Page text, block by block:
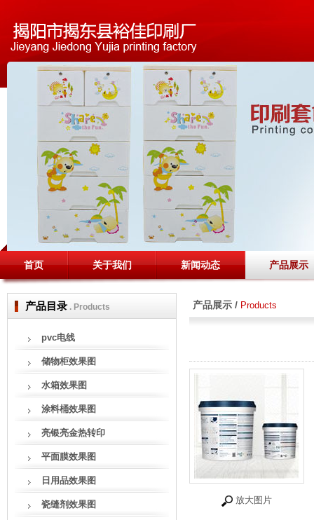
首页 关于我们 新闻动态 产品展示
产品目录 . Products
pvc电线
储物柜效果图
水箱效果图
涂料桶效果图
亮银亮金热转印
平面膜效果图
日用品效果图
瓷缝剂效果图
产品展示 / Products
放大图片